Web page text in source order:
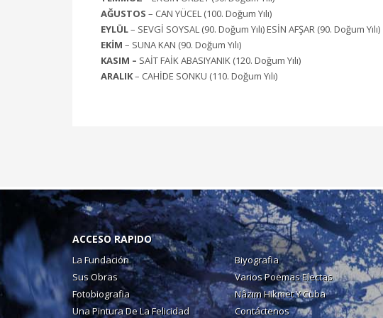
AĞUSTOS – CAN YÜCEL (100. Doğum Yılı)
EYLÜL– SEVGİ SOYSAL (90. Doğum Yılı) ESİN AFŞAR (90. Doğum Yılı)
EKİM – SUNA KAN (90. Doğum Yılı)
KASIM – SAİT FAİK ABASIYANIK (120. Doğum Yılı)
ARALIK– CAHİDE SONKU (110. Doğum Yılı)
ACCESO RAPIDO
La Fundación
Biyografia
Sus Obras
Varios Poemas Electas
Fotobiografia
Nâzım Hikmet Y Cuba
Una Pintura De La Felicidad
Contáctenos